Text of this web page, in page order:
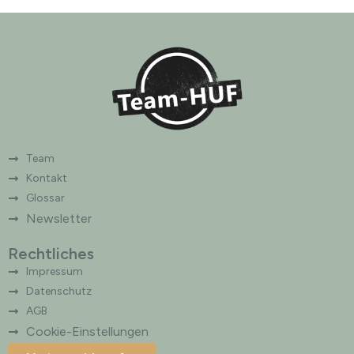
n
Team
Kontakt
Glossar
Newsletter
Rechtliches
Impressum
Datenschutz
AGB
Cookie-Einstellungen